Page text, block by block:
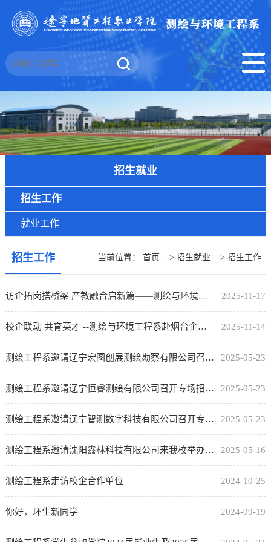
招生就业
招生工作
就业工作
招生工作 当前位置：首页 ->招生就业 ->招生工作
2025-11-17
访企拓岗搭桥梁 产教融合启新篇——测绘与环境工程系赴中兵北斗集团人才研究院深化合作​
2025-11-14
校企联动 共育英才 --测绘与环境工程系赴烟台企业访企拓岗活动
2025-05-23
测绘工程系邀请辽宁宏图创展测绘勘察有限公司召开专场招聘会
2025-05-23
测绘工程系邀请辽宁恒睿测绘有限公司召开专场招聘会
2025-05-23
测绘工程系邀请辽宁智测数字科技有限公司召开专场招聘会
2025-05-16
测绘工程系邀请沈阳鑫林科技有限公司来我校举办专场招聘会
2024-10-25
测绘工程系走访校企合作单位
2024-09-19
你好，环生新同学